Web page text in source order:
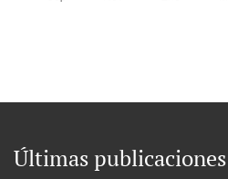
Últimas publicaciones